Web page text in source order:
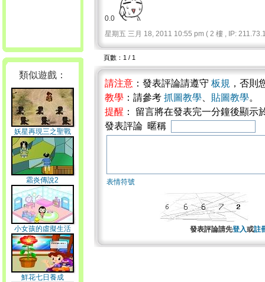
類似遊戲：
妖星再現三之聖戰
霜炎傳說2
小女孩的虛擬生活
鮮花七日養成
0.0
星期五 三月 18, 2011 10:55 pm ( 2 樓 , IP:
頁數：1 / 1
請注意 ：發表評論請遵守 板規 ，否則
教學 ：請參考 抓圖教學 貼圖教學。
提醒 ： 留言將在發表完一分鐘後顯
發表評論 暱稱
表情符號
發表評論請先登入或註